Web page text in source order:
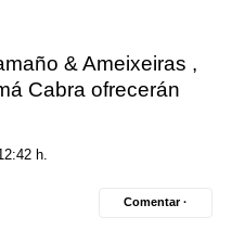
& Ameixeiras ,
Cabra ofrecerán
h.
Comentar ·